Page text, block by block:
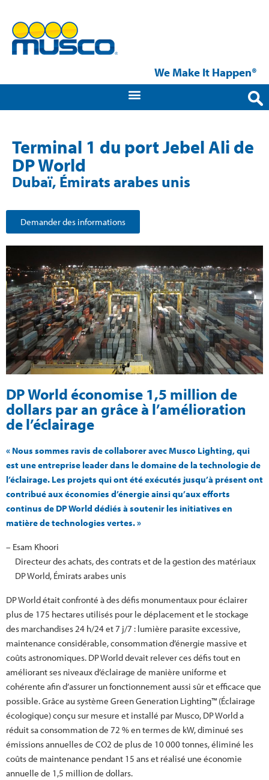
We Make It Happen®
Terminal 1 du port Jebel Ali de
DP World
Dubaï, Émirats arabes unis
Demander des informations
DP World économise 1,5 million de
dollars par an grâce à l’amélioration
de l’éclairage
« Nous sommes ravis de collaborer avec Musco Lighting, qui
est une entreprise leader dans le domaine de la technologie de
l’éclairage. Les projets qui ont été exécutés jusqu’à présent ont
contribué aux économies d’énergie ainsi qu’aux efforts
continus de DP World dédiés à soutenir les initiatives en
matière de technologies vertes. »
– Esam Khoori
Directeur des achats, des contrats et de la gestion des matériaux
DP World, Émirats arabes unis
DP World était confronté à des défis monumentaux pour éclairer
plus de 175 hectares utilisés pour le déplacement et le stockage
des marchandises 24 h/24 et 7 j/7 : lumière parasite excessive,
maintenance considérable, consommation d’énergie massive et
coûts astronomiques. DP World devait relever ces défis tout en
améliorant ses niveaux d’éclairage de manière uniforme et
cohérente afin d’assurer un fonctionnement aussi sûr et efficace que
possible. Grâce au système Green Generation Lighting™ (Éclairage
écologique) conçu sur mesure et installé par Musco, DP World a
réduit sa consommation de 72 % en termes de kW, diminué ses
émissions annuelles de CO2 de plus de 10 000 tonnes, éliminé les
coûts de maintenance pendant 15 ans et réalisé une économie
annuelle de 1,5 million de dollars.